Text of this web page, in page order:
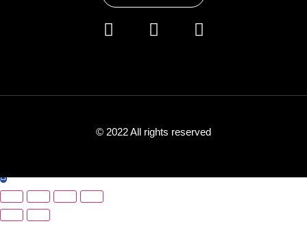
© 2022 All rights reserved